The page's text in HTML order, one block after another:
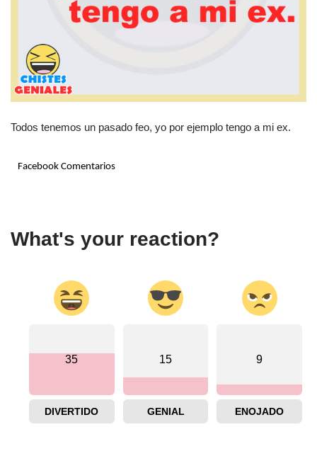
Todos tenemos un pasado feo, yo por ejemplo tengo a mi ex.
Facebook Comentarios
What's your reaction?
35
DIVERTIDO
15
GENIAL
9
ENOJADO